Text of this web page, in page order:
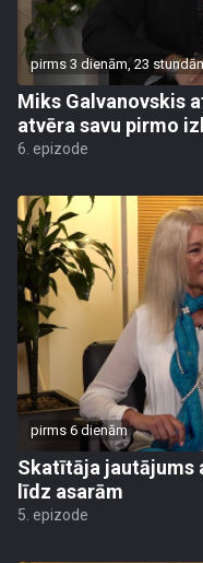
pirms 3 dienām, 23
Miks Galvanovskis
atvēra savu pirmo
6. epizode
pirms 6 dienām
Skatītāja jautājums
līdz asarām
5. epizode